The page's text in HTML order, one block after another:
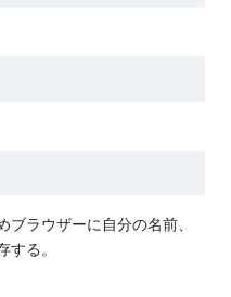
ラウザーに自分の名前、
する。